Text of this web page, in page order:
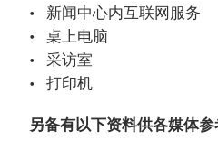
新闻中心内互联网服务
桌上电脑
采访室
打印机
另备有以下资料供各媒体参